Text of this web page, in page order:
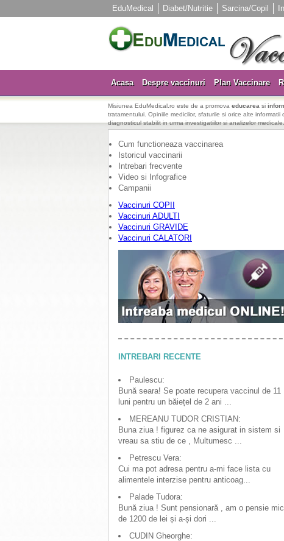
EduMedical Diabet/Nutritie Sarcina/Copil
Acasa Despre vaccinuri Plan Vaccinare
Misiunea EduMedical.ro este de a promova educarea si
tratamentului. Opiniile medicilor, sfaturile si orice alte
diagnosticul stabilit in urma investigatiilor si analizelor medicale.
Cum functioneaza vaccinarea
Istoricul vaccinarii
Intrebari frecvente
Video si Infografice
Campanii
Vaccinuri COPII
Vaccinuri ADULTI
Vaccinuri GRAVIDE
Vaccinuri CALATORI
INTREBARI RECENTE
Paulescu:
Bună seara! Se poate recupera vaccinul de 11
luni pentru un băiețel de 2 ani ...
MEREANU TUDOR CRISTIAN:
Buna ziua ! figurez ca ne asigurat in sistem si
vreau sa stiu de ce , Multumesc ...
Petrescu Vera:
Cui ma pot adresa pentru a-mi face lista cu
alimentele interzise pentru anticoag...
Palade Tudora:
Bună ziua ! Sunt pensionară , am o pensie
de 1200 de lei și a-și dori ...
CUDIN Gheorghe: